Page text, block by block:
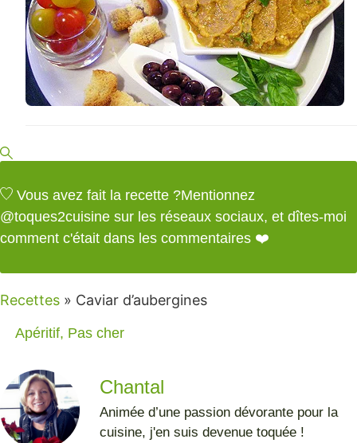
Vous avez fait la recette ?Mentionnez
@toques2cuisine sur les réseaux sociaux, et dîtes-moi
comment c'était dans les commentaires ❤️
Recettes » Caviar d’aubergines
Apéritif, Pas cher
Chantal
Animée d’une passion dévorante pour la
cuisine, j'en suis devenue toquée !